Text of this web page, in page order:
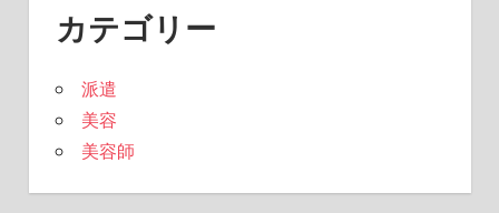
カテゴリー
派遣
美容
美容師